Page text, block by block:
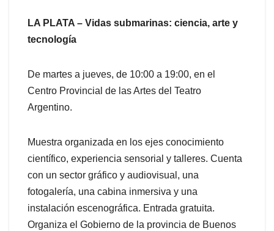
LA PLATA – Vidas submarinas: ciencia, arte y
tecnología
De martes a jueves, de 10:00 a 19:00, en el
Centro Provincial de las Artes del Teatro
Argentino.
Muestra organizada en los ejes conocimiento
científico, experiencia sensorial y talleres. Cuenta
con un sector gráfico y audiovisual, una
fotogalería, una cabina inmersiva y una
instalación escenográfica. Entrada gratuita.
Organiza el Gobierno de la provincia de Buenos